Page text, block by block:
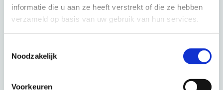
informatie die u aan ze heeft verstrekt of die ze hebben
verzameld op basis van uw gebruik van hun services.
Noodzakelijk
Voorkeuren
Bewindvoerders
bewindvoering**
[XXLLNC,